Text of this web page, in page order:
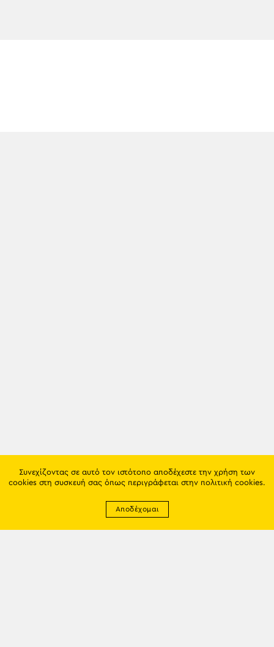
Συνεχίζοντας σε αυτό τον ιστότοπο αποδέχεστε την χρήση των
cookies στη συσκευή σας όπως περιγράφεται στην πολιτική cookies.
Αποδέχομαι